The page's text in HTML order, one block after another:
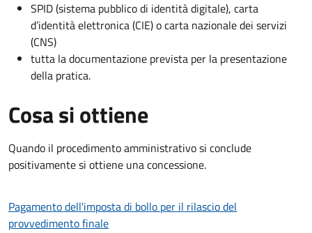
SPID (sistema pubblico di identità digitale), carta
d’identità elettronica (CIE) o carta nazionale dei servizi
(CNS)
tutta la documentazione prevista per la presentazione
della pratica.
Cosa si ottiene
Quando il procedimento amministrativo si conclude
positivamente si ottiene una concessione.
Pagamento dell'imposta di bollo per il rilascio del
provvedimento finale